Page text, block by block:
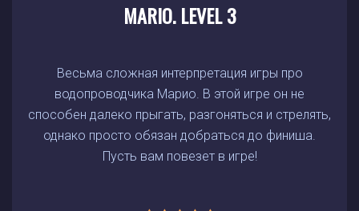
MARIO. LEVEL 3
Весьма сложная интерпретация игры про
водопроводчика Марио. В этой игре он не
способен далеко прыгать, разгоняться и стрелять,
однако просто обязан добраться до финиша.
Пусть вам повезет в игре!